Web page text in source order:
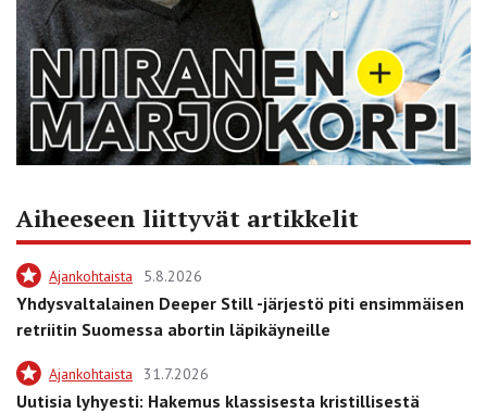
Aiheeseen liittyvät artikkelit
Ajankohtaista 5.8.2026
Yhdysvaltalainen Deeper Still -järjestö piti ensimmäisen
retriitin Suomessa abortin läpikäyneille
Ajankohtaista 31.7.2026
Uutisia lyhyesti: Hakemus klassisesta kristillisestä